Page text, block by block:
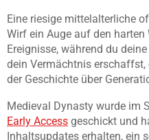
Eine riesige mittelalterliche
Wirf ein Auge auf den
Ereignisse, während du
dein Vermächtnis
der Geschichte über
Medieval Dynasty wurde im
Early Access geschickt und
Inhaltsupdates erhalten, ein